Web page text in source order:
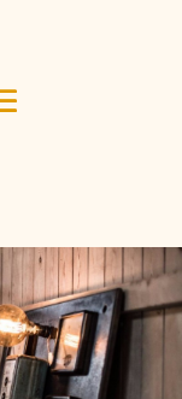
text inline
also style